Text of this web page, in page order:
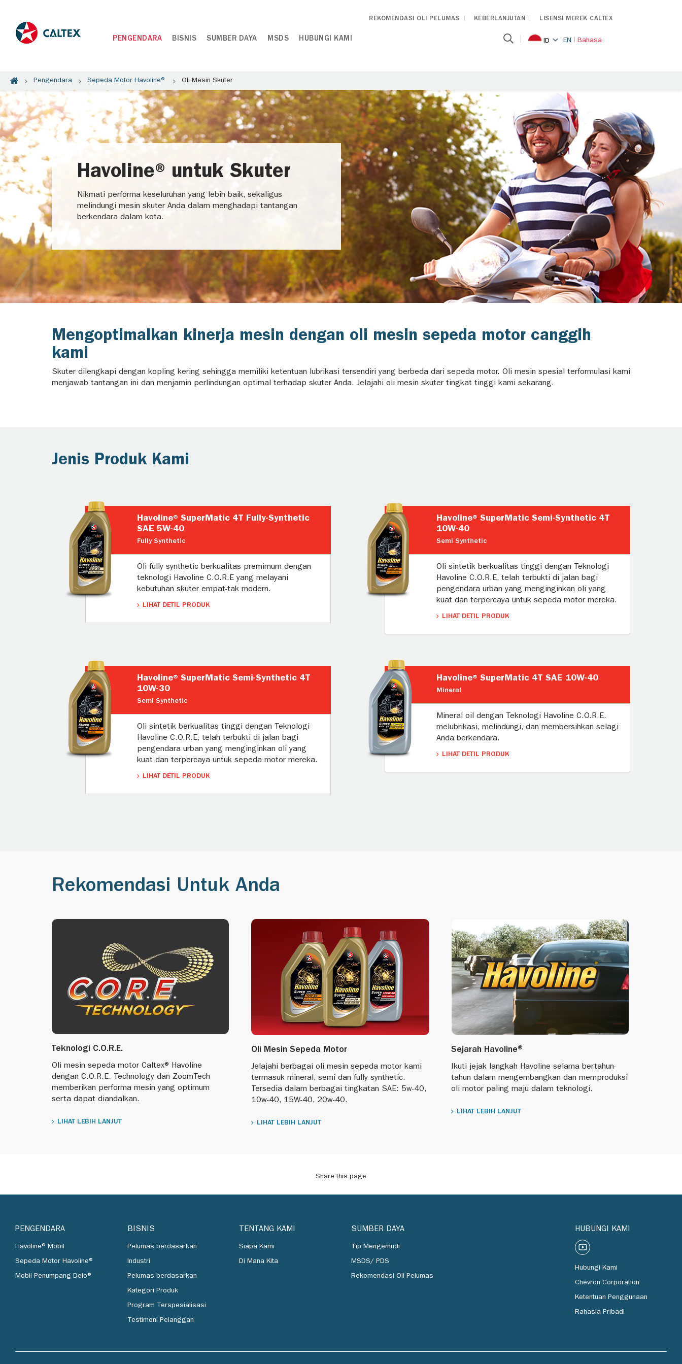
REKOMENDASI OLI PELUMAS KEBERLANJUTAN LISENSI MEREK CALTEX
PENGENDARA BISNIS SUMBER DAYA MSDS HUBUNGI KAMI ID EN Bahasa
Pengendara Sepeda Motor Havoline® Oli Mesin Skuter
Havoline® untuk Skuter
Nikmati performa keseluruhan yang lebih baik, sekaligus
melindungi mesin skuter Anda dalam menghadapi tantangan
berkendara dalam kota.
Mengoptimalkan kinerja mesin dengan oli mesin sepeda motor canggih
kami
Skuter dilengkapi dengan kopling kering sehingga memiliki ketentuan lubrikasi tersendiri yang berbeda dari sepeda motor. Oli mesin spesial terformulasi kami
menjawab tantangan ini dan menjamin perlindungan optimal terhadap skuter Anda. Jelajahi oli mesin skuter tingkat tinggi kami sekarang.
Jenis Produk Kami
Havoline® SuperMatic 4T Fully-Synthetic
SAE 5W-40
Fully Synthetic
Oli fully synthetic berkualitas premimum dengan
teknologi Havoline C.O.R.E yang melayani
kebutuhan skuter empat-tak modern.
LIHAT DETIL PRODUK
Havoline® SuperMatic Semi-Synthetic 4T
10W-40
Semi Synthetic
Oli sintetik berkualitas tinggi dengan Teknologi
Havoline C.O.R.E, telah terbukti di jalan bagi
pengendara urban yang menginginkan oli yang
kuat dan terpercaya untuk sepeda motor mereka.
LIHAT DETIL PRODUK
Havoline® SuperMatic Semi-Synthetic 4T
10W-30
Semi Synthetic
Oli sintetik berkualitas tinggi dengan Teknologi
Havoline C.O.R.E, telah terbukti di jalan bagi
pengendara urban yang menginginkan oli yang
kuat dan terpercaya untuk sepeda motor mereka.
LIHAT DETIL PRODUK
Havoline® SuperMatic 4T SAE 10W-40
Mineral
Mineral oil dengan Teknologi Havoline C.O.R.E.
melubrikasi, melindungi, dan membersihkan selagi
Anda berkendara.
LIHAT DETIL PRODUK
Rekomendasi Untuk Anda
Teknologi C.O.R.E.
Oli mesin sepeda motor Caltex® Havoline
dengan C.O.R.E. Technology dan ZoomTech
memberikan performa mesin yang optimum
serta dapat diandalkan.
LIHAT LEBIH LANJUT
Oli Mesin Sepeda Motor
Jelajahi berbagai oli mesin sepeda motor kami
termasuk mineral, semi dan fully synthetic.
Tersedia dalam berbagai tingkatan SAE: 5w-40,
10w-40, 15W-40, 20w-40.
LIHAT LEBIH LANJUT
Sejarah Havoline®
Ikuti jejak langkah Havoline selama bertahun-
tahun dalam mengembangkan dan memproduksi
oli motor paling maju dalam teknologi.
LIHAT LEBIH LANJUT
Share this page
PENGENDARA
Havoline® Mobil
Sepeda Motor Havoline®
Mobil Penumpang Delo®
BISNIS
Pelumas berdasarkan
Industri
Pelumas berdasarkan
Kategori Produk
Program Terspesialisasi
Testimoni Pelanggan
TENTANG KAMI
Siapa Kami
Di Mana Kita
SUMBER DAYA
Tip Mengemudi
MSDS/ PDS
Rekomendasi Oli Pelumas
HUBUNGI KAMI
Hubungi Kami
Chevron Corporation
Ketentuan Penggunaan
Rahasia Pribadi